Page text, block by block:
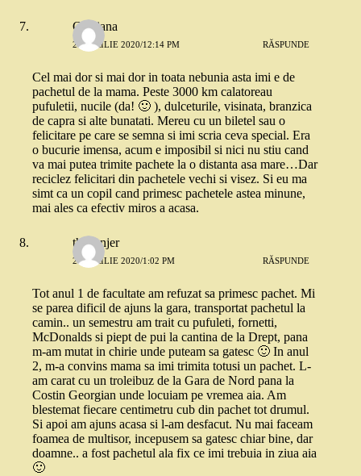
Cristiana
23 APRILIE 2020/12:14 PM RĂSPUNDE
Cel mai dor si mai dor in toata nebunia asta imi e de
pachetul de la mama. Peste 3000 km calatoreau
pufuletii, nucile (da! 🙂 ), dulceturile, visinata, branzica
de capra si alte bunatati. Mereu cu un biletel sau o
felicitare pe care se semna si imi scria ceva special. Era
o bucurie imensa, acum e imposibil si nici nu stiu cand
va mai putea trimite pachete la o distanta asa mare…Dar
reciclez felicitari din pachetele vechi si visez. Si eu ma
simt ca un copil cand primesc pachetele astea minune,
mai ales ca efectiv miros a acasa.
thebanjer
23 APRILIE 2020/1:02 PM RĂSPUNDE
Tot anul 1 de facultate am refuzat sa primesc pachet. Mi
se parea dificil de ajuns la gara, transportat pachetul la
camin.. un semestru am trait cu pufuleti, fornetti,
McDonalds si piept de pui la cantina de la Drept, pana
m-am mutat in chirie unde puteam sa gatesc 🙂 In anul
2, m-a convins mama sa imi trimita totusi un pachet. L-
am carat cu un troleibuz de la Gara de Nord pana la
Costin Georgian unde locuiam pe vremea aia. Am
blestemat fiecare centimetru cub din pachet tot drumul.
Si apoi am ajuns acasa si l-am desfacut. Nu mai faceam
foamea de multisor, incepusem sa gatesc chiar bine, dar
doamne.. a fost pachetul ala fix ce imi trebuia in ziua aia
🙂